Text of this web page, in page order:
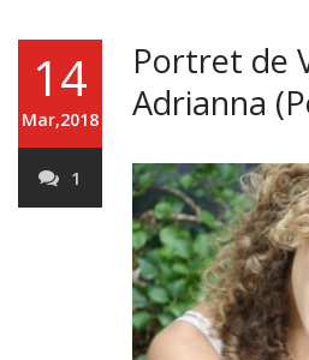
14
Mar,2018
1
Portret de
Adrianna